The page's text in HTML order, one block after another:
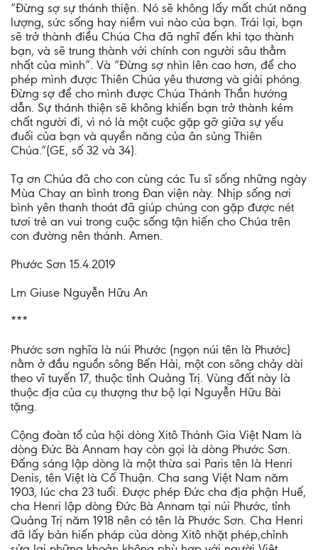
“Đừng sợ sự thánh thiện. Nó sẽ không lấy mất chút năng
lượng, sức sống hay niềm vui nào của bạn. Trái lại, bạn
sẽ trở thành điều Chúa Cha đã nghĩ đến khi tạo thành
bạn, và sẽ trung thành với chính con người sâu thẳm
nhất của mình”. Và “Đừng sợ nhìn lên cao hơn, để cho
phép mình được Thiên Chúa yêu thương và giải phóng.
Đừng sợ để cho mình được Chúa Thánh Thần hướng
dẫn. Sự thánh thiện sẽ không khiến bạn trở thành kém
chất người đi, vì nó là một cuộc gặp gỡ giữa sự yếu
đuối của bạn và quyền năng của ân sủng Thiên
Chúa.”(GE, số 32 và 34).
Tạ ơn Chúa đã cho con cùng các Tu sĩ sống những ngày
Mùa Chay an bình trong Đan viện này. Nhịp sống nơi
bình yên thanh thoát đã giúp chúng con gặp được nét
tươi trẻ an vui trong cuộc sống tận hiến cho Chúa trên
con đường nên thánh. Amen.
Phước Sơn 15.4.2019
Lm Giuse Nguyễn Hữu An
***
Phước sơn nghĩa là núi Phước (ngọn núi tên là Phước)
nằm ở đầu nguồn sông Bến Hải, một con sông chảy dài
theo vĩ tuyến 17, thuộc tỉnh Quảng Trị. Vùng đất này là
thuộc địa của cụ thượng thư bộ lại Nguyễn Hữu Bài
tặng.
Cộng đoàn tổ của hội dòng Xitô Thánh Gia Việt Nam là
dòng Đức Bà Annam hay còn gọi là dòng Phước Sơn.
Đấng sáng lập dòng là một thừa sai Paris tên là Henri
Denis, tên Việt là Cố Thuận. Cha sang Việt Nam năm
1903, lúc cha 23 tuổi. Được phép Đức cha địa phận Huế,
cha Henri lập dòng Đức Bà Annam tại núi Phước, tỉnh
Quảng Trị năm 1918 nên có tên là Phước Sơn. Cha Henri
đã lấy bản hiến pháp của dòng Xitô nhặt phép,chỉnh